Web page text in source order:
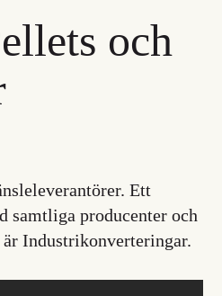
och
Ett
samtliga producenter och
Industrikonverteringar.